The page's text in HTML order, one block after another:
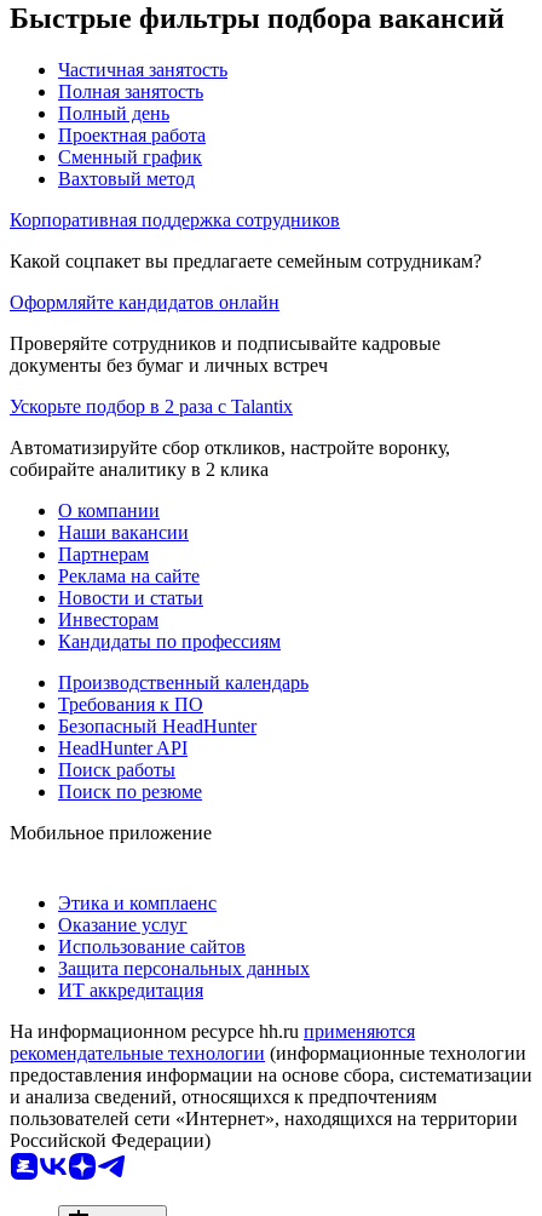
Быстрые фильтры подбора вакансий
Частичная занятость
Полная занятость
Полный день
Проектная работа
Сменный график
Вахтовый метод
Корпоративная поддержка сотрудников
Какой соцпакет вы предлагаете семейным сотрудникам?
Оформляйте кандидатов онлайн
Проверяйте сотрудников и подписывайте кадровые
документы без бумаг и личных встреч
Ускорьте подбор в 2 раза с Talantix
Автоматизируйте сбор откликов, настройте воронку,
собирайте аналитику в 2 клика
О компании
Наши вакансии
Партнерам
Реклама на сайте
Новости и статьи
Инвесторам
Кандидаты по профессиям
Производственный календарь
Требования к ПО
Безопасный HeadHunter
HeadHunter API
Поиск работы
Поиск по резюме
Мобильное приложение
Этика и комплаенс
Оказание услуг
Использование сайтов
Защита персональных данных
ИТ аккредитация
На информационном ресурсе hh.ru применяются
рекомендательные технологии (информационные технологии
предоставления информации на основе сбора, систематизации
и анализа сведений, относящихся к предпочтениям
пользователей сети «Интернет», находящихся на территории
Российской Федерации)